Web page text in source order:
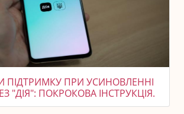
ПІДТРИМКУ ПРИ УСИНОВЛЕННІ
"ДІЯ": ПОКРОКОВА ІНСТРУКЦІЯ.